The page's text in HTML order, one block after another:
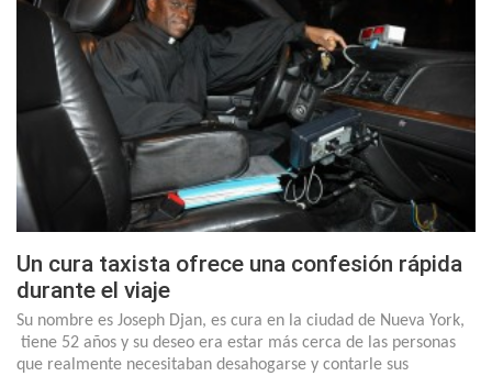
Un cura taxista ofrece una confesión rápida
durante el viaje
Su nombre es Joseph Djan, es cura en la ciudad de Nueva York,
tiene 52 años y su deseo era estar más cerca de las personas
que realmente necesitaban desahogarse y contarle sus